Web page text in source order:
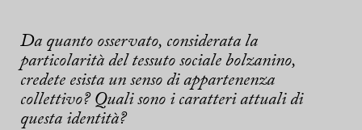
Da quanto osservato, considerata la
particolarità del tessuto sociale bolzanino,
credete esista un senso di appartenenza
collettivo? Quali sono i caratteri attuali di
questa identità?